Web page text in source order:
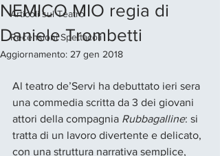
Articoli sul Teatro
Recensioni Spettacoli
NEMICO MIO regia di
Daniele Trombetti
Aggiornamento: 27 gen 2018
Al teatro de’Servi ha debuttato ieri sera
una commedia scritta da 3 dei giovani
attori della compagnia Rubbagalline: si
tratta di un lavoro divertente e delicato,
con una struttura narrativa semplice,